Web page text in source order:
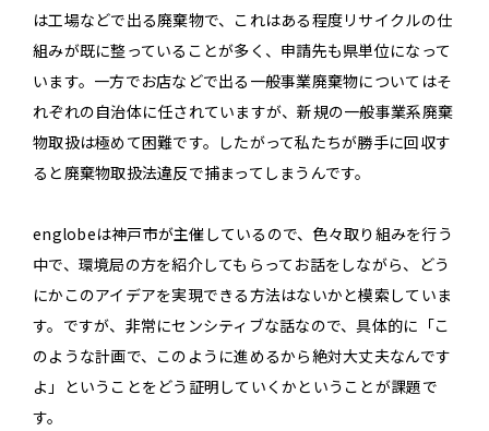
は工場などで出る廃棄物で、これはある程度リサイクルの仕
組みが既に整っていることが多く、申請先も県単位になって
います。一方でお店などで出る一般事業廃棄物についてはそ
れぞれの自治体に任されていますが、新規の一般事業系廃棄
物取扱は極めて困難です。したがって私たちが勝手に回収す
ると廃棄物取扱法違反で捕まってしまうんです。
englobeは神戸市が主催しているので、色々取り組みを行う
中で、環境局の方を紹介してもらってお話をしながら、どう
にかこのアイデアを実現できる方法はないかと模索していま
す。ですが、非常にセンシティブな話なので、具体的に「こ
のような計画で、このように進めるから絶対大丈夫なんです
よ」ということをどう証明していくかということが課題で
す。